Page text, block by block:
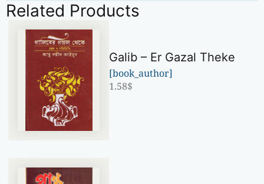
Related Products
Galib – Er Gazal Theke
[book_author]
1.58$